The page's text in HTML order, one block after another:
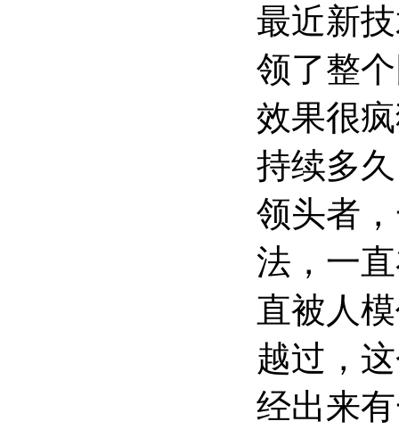
最近新
领了整
效果很
持续多
领头者
法，一
直被人
越过，
经出来